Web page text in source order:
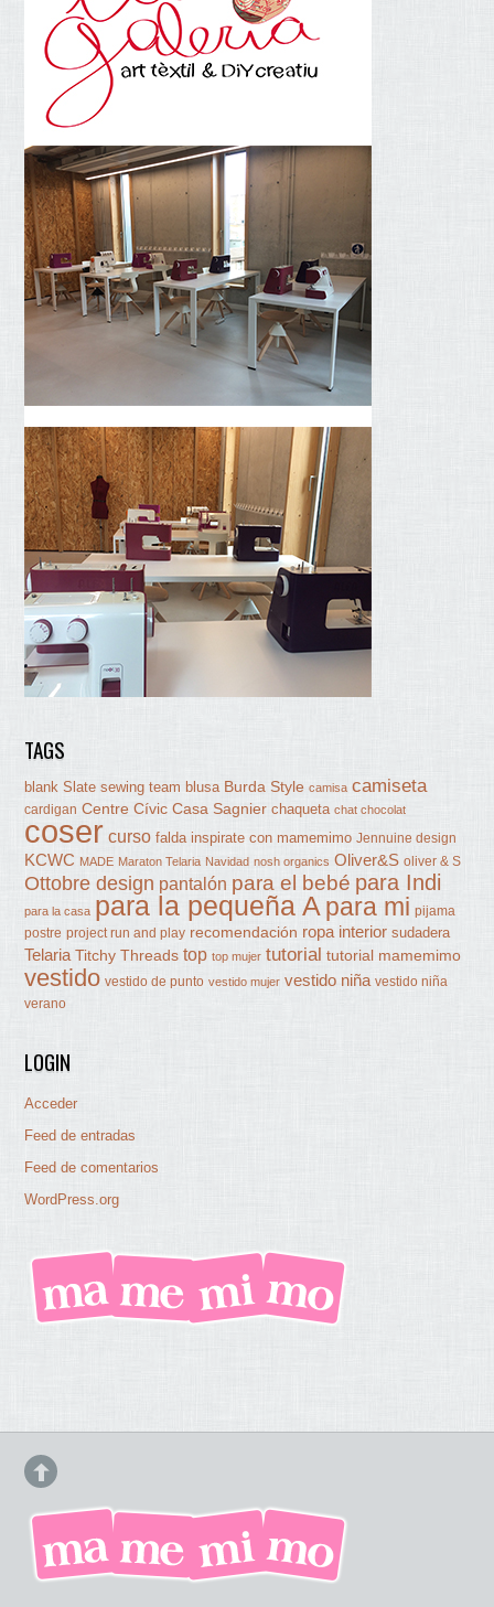
TAGS
blank Slate sewing team blusa Burda Style camisa camiseta
cardigan Centre Cívic Casa Sagnier chaqueta chat chocolat
coser curso falda inspirate con mamemimo Jennuine design
KCWC MADE Maraton Telaria Navidad nosh organics Oliver&S oliver & S
Ottobre design pantalón para el bebé para Indi
para la casa para la pequeña A para mi pijama
postre project run and play recomendación ropa interior sudadera
Telaria Titchy Threads top top mujer tutorial tutorial mamemimo
vestido vestido de punto vestido mujer vestido niña vestido niña
verano
LOGIN
Acceder
Feed de entradas
Feed de comentarios
WordPress.org